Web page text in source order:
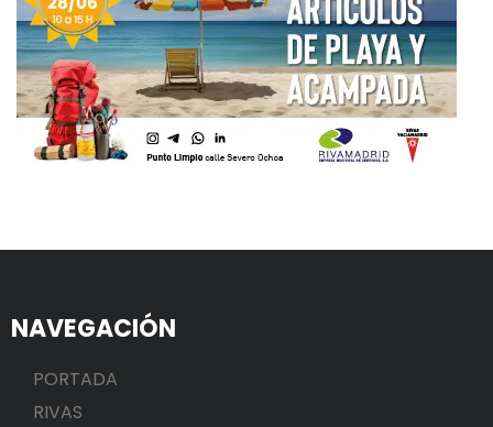
NAVEGACIÓN
PORTADA
RIVAS